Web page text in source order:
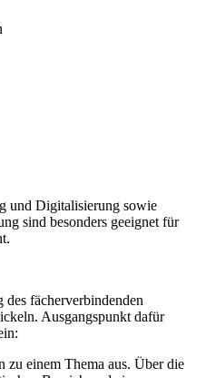
und Digitalisierung sowie
sind besonders geeignet für
des fächerverbindenden
Ausgangspunkt dafür
zu einem Thema aus. Über die